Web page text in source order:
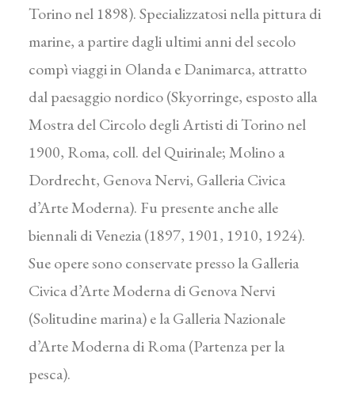
Torino nel 1898). Specializzatosi nella pittura di
marine, a partire dagli ultimi anni del secolo
compì viaggi in Olanda e Danimarca, attratto
dal paesaggio nordico (Skyorringe, esposto alla
Mostra del Circolo degli Artisti di Torino nel
1900, Roma, coll. del Quirinale; Molino a
Dordrecht, Genova Nervi, Galleria Civica
d’Arte Moderna). Fu presente anche alle
biennali di Venezia (1897, 1901, 1910, 1924).
Sue opere sono conservate presso la Galleria
Civica d’Arte Moderna di Genova Nervi
(Solitudine marina) e la Galleria Nazionale
d’Arte Moderna di Roma (Partenza per la
pesca).